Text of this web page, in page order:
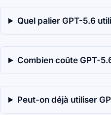
Quel palier GPT-5.6
Combien coûte GPT-
Peut-on déjà utiliser